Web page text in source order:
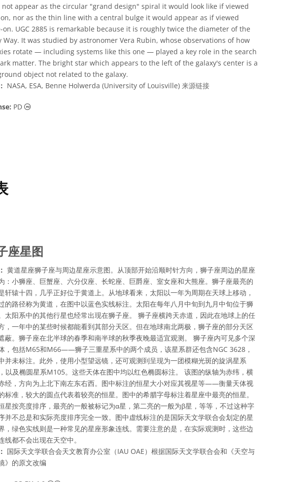
not appear as the circular "grand design" spiral it would look like if viewed
nor as the thin line with a central bulge it would appear as if viewed
on. UGC 2885 is remarkable because it is roughly twice the diameter of the
Way. It was studied by astronomer Vera Rubin, whose observations of how
rotate — including systems like this one — played a key role in the search
matter. The bright star which appears to the left of the galaxy's center is a
object not related to the galaxy.
NASA, ESA, Benne Holwerda (University of Louisville) 来源链接
PD 公共领域 图标
座星图
黄道星座狮子座与周边星座示意图。从顶部开始沿顺时针方向，狮子座周边的星座
：小狮座、巨蟹座、六分仪座、长蛇座、巨爵座、室女座和大熊座。狮子座最亮的
轩辕十四，几乎正好位于黄道上。从地球看来，太阳以一年为周期在天球上移动，
的路径称为黄道，在图中以蓝色实线标注。太阳在每年八月中旬到九月中旬位于狮
太阳系中的其他行星也经常出现在狮子座。 狮子座横跨天赤道，因此在地球上的任
，一年中的某些时候都能看到其部分天区。但在地球南北两极，狮子座的部分天区
蔽。狮子座在北半球的春季和南半球的秋季夜晚最适宜观测。 狮子座内可见多个深
，包括M65和M66——狮子三重星系中的两个成员，该星系群还包含NGC 3628，
并未标注。此外，使用小型望远镜，还可观测到呈现为一团模糊光斑的旋涡星系
以及椭圆星系M105。这些天体在图中均以红色椭圆标注。 该图的纵轴为赤纬，横
经，方向为上北下南左东右西。图中标注的恒星大小对应其视星等——衡量天体视
标准，较大的圆点代表着较亮的恒星。图中的希腊字母标注着星座中最亮的恒星。
星按亮度排序，最亮的一般被标记为α星，第二亮的一般为β星，等等，不过这种字
并不总是和实际亮度排序完全一致。图中虚线标注的是国际天文学联合会划定的星
，绿色实线则是一种常见的星座形象连线。需要注意的是，在实际观测时，这些边
线都不会出现在天空中。
国际天文学联合会天文教育办公室（IAU OAE）根据国际天文学联合会和《天空与
》的原文改编